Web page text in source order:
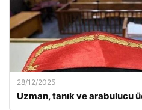
28/12/2025
Uzman, tanık ve arabulucu